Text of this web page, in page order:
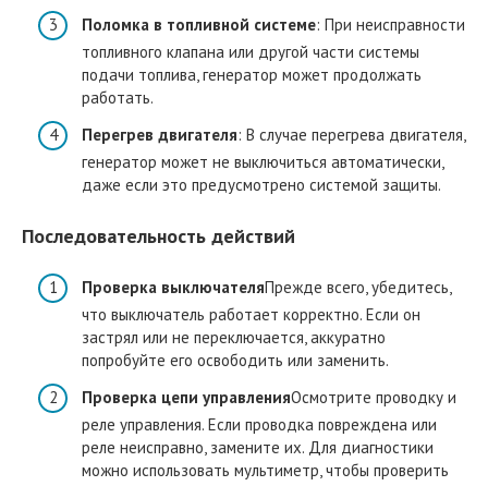
Поломка в топливной системе: При неисправности
топливного клапана или другой части системы
подачи топлива, генератор может продолжать
работать.
Перегрев двигателя: В случае перегрева двигателя,
генератор может не выключиться автоматически,
даже если это предусмотрено системой защиты.
Последовательность действий
Проверка выключателяПрежде всего, убедитесь,
что выключатель работает корректно. Если он
застрял или не переключается, аккуратно
попробуйте его освободить или заменить.
Проверка цепи управленияОсмотрите проводку и
реле управления. Если проводка повреждена или
реле неисправно, замените их. Для диагностики
можно использовать мультиметр, чтобы проверить